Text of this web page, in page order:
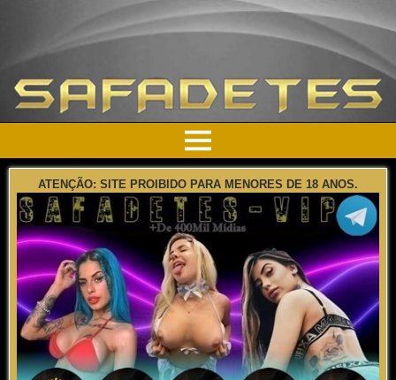
ATENÇÃO: SITE PROIBIDO PARA MENORES DE 18 ANOS.